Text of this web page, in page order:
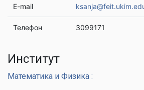
E-mail
Телефон 3099171
Институт
Математика и Физика :